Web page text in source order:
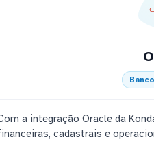
a integração Oracle da
cadastrais e